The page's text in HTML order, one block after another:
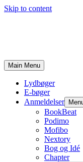
Skip to content
Main Menu
Lydbøger
E-bøger
Anmeldelser
BookBeat
Podimo
Mofibo
Nextory
Bog og Idé
Chapter